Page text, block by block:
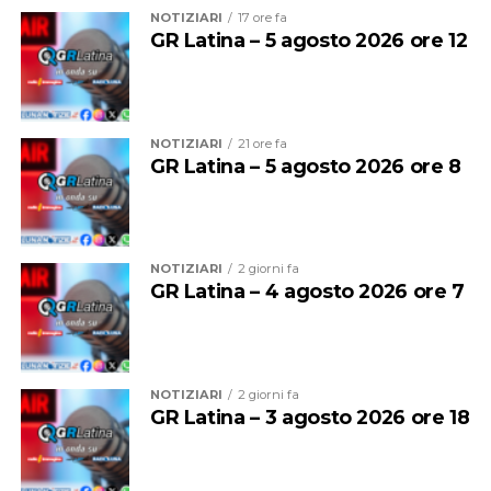
L’Italia ha così chiuso al terzo posto, a 49 centesimi
dall’argento conquistato dalla Lituania e con 23
centesimi di vantaggio sulla Grecia.
Per Matteo Lodo si tratta di un risultato importante in
vista dell’ultima parte della stagione, che culminerà tra
circa un mese con i Campionati del Mondo di
Amsterdam.
Nelle altre finali di giornata, quinto posto per la
NOTIZIARI 17 ore fa
GR Latina – 5 agosto 2026 ore 12
NOTIZIARI 21 ore fa
GR Latina – 5 agosto 2026 ore 8
NOTIZIARI 2 giorni fa
GR Latina – 4 agosto 2026 ore 7
NOTIZIARI 2 giorni fa
GR Latina – 3 agosto 2026 ore 18